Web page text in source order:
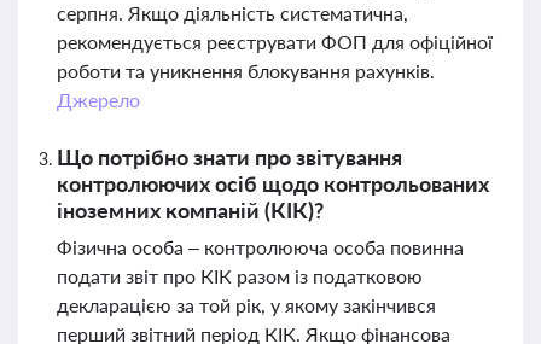
серпня. Якщо діяльність систематична,
рекомендується реєструвати ФОП для офіційної
роботи та уникнення блокування рахунків.
Джерело
Що потрібно знати про звітування
контролюючих осіб щодо контрольованих
іноземних компаній (КІК)?
Фізична особа – контролююча особа повинна
подати звіт про КІК разом із податковою
декларацією за той рік, у якому закінчився
перший звітний період КІК. Якщо фінансова